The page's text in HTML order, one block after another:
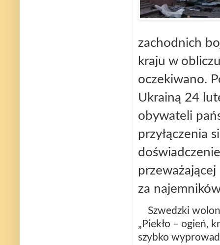
zachodnich
kraju w
oczekiwano.
Ukrainą 24
obywateli
przyłączenia
za
Szwedzki
„Piekło – ogień,
szybko